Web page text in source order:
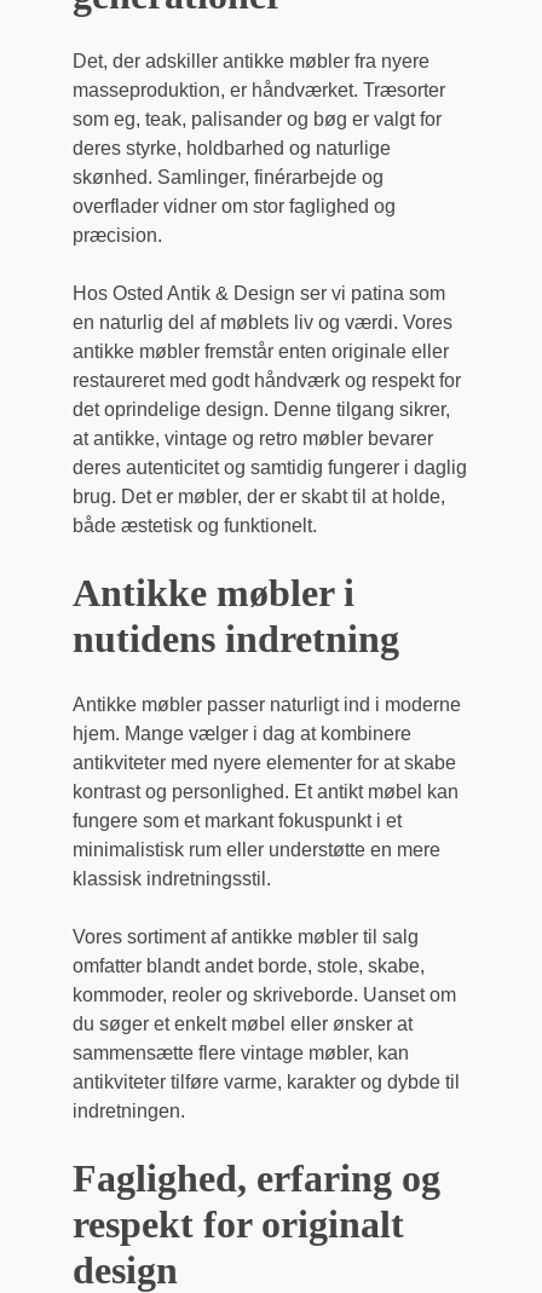
Det, der adskiller antikke møbler fra nyere
masseproduktion, er håndværket. Træsorter
som eg, teak, palisander og bøg er valgt for
deres styrke, holdbarhed og naturlige
skønhed. Samlinger, finérarbejde og
overflader vidner om stor faglighed og
præcision.
Hos Osted Antik & Design ser vi patina som
en naturlig del af møblets liv og værdi. Vores
antikke møbler fremstår enten originale eller
restaureret med godt håndværk og respekt for
det oprindelige design. Denne tilgang sikrer,
at antikke, vintage og retro møbler bevarer
deres autenticitet og samtidig fungerer i daglig
brug. Det er møbler, der er skabt til at holde,
både æstetisk og funktionelt.
Antikke møbler i
nutidens indretning
Antikke møbler passer naturligt ind i moderne
hjem. Mange vælger i dag at kombinere
antikviteter med nyere elementer for at skabe
kontrast og personlighed. Et antikt møbel kan
fungere som et markant fokuspunkt i et
minimalistisk rum eller understøtte en mere
klassisk indretningsstil.
Vores sortiment af antikke møbler til salg
omfatter blandt andet borde, stole, skabe,
kommoder, reoler og skriveborde. Uanset om
du søger et enkelt møbel eller ønsker at
sammensætte flere vintage møbler, kan
antikviteter tilføre varme, karakter og dybde til
indretningen.
Faglighed, erfaring og
respekt for originalt
design